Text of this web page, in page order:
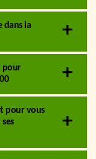
dans la
pour
pour vous